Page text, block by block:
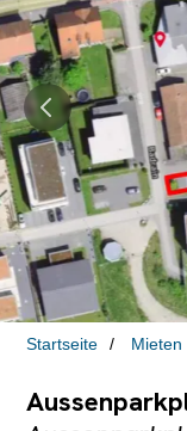
Startseite Mieten